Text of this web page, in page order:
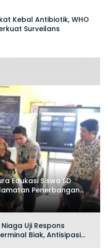
Kebal Antibiotik, WHO
Surveilans
Edukasi Siswa SD
Penerbangan
Layang-layang di
Uji Respons
Biak, Antisipasi
Tumpahan BBM